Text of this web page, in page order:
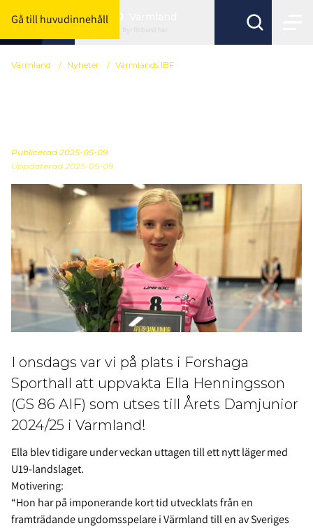
Gå till huvudinnehåll
Byt förbund här
Värmland / Nyheter / Värmlands IBF
Publicerad 2025-05-09
Uppdaterad 2025-05-09
I onsdags var vi på plats i Forshaga
Sporthall att uppvakta Ella Henningsson
(GS 86 AIF) som utses till Årets Damjunior
2024/25 i Värmland!
Ella blev tidigare under veckan uttagen till ett nytt läger med
U19-landslaget.
Motivering:
“Hon har på imponerande kort tid utvecklats från en
framträdande ungdomsspelare i Värmland till en av Sveriges